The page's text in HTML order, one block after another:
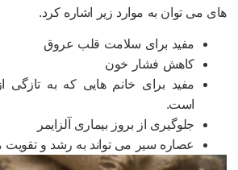
می توان به موارد زیر اشاره کرد.
مفید برای سلامت قلب عروق
کاهش فشار خون
مفید برای خانم هایی که به تازگی از
است.
جلوگیری از بروز بیماری آلزایمر
عصاره سیر می تواند به رشد و تقویت